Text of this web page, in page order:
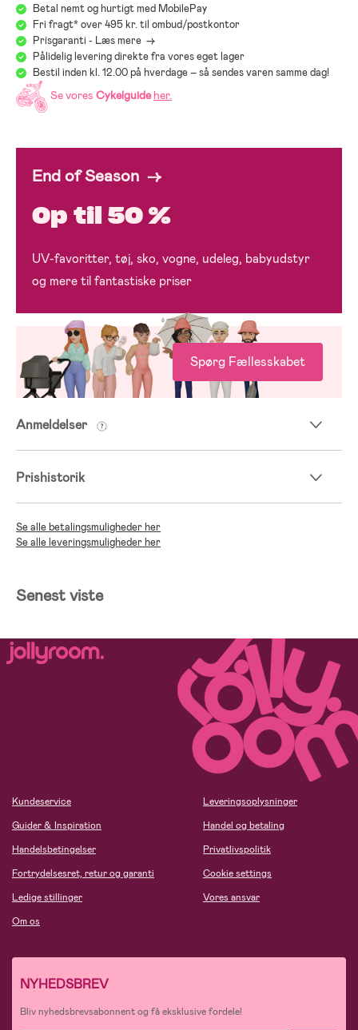
Anbefalet alder: 2 år og opefter
Materiale: Metal, gummi og plast
CE-mærket
Betal nemt og hurtigt med MobilePay
Fri fragt* over 495 kr. til ombud/postkontor
Prisgaranti - Læs mere ->
Pålidelig levering direkte fra vores eget lager
Bestil inden kl. 12.00 på hverdage – så sendes varen samme dag!
Se vores Cykelguide her.
End of Season →
Op til 50 %
UV-favoritter, tøj, sko, vogne, udeleg, babyudstyr
og mere til fantastiske priser
Spørg Fællesskabet
Anmeldelser
Prishistorik
Se alle betalingsmuligheder her
Se alle leveringsmuligheder her
Senest viste
Kundeservice
Guider & Inspiration
Handelsbetingelser
Fortrydelsesret, retur og garanti
Ledige stillinger
Om os
Leveringsoplysninger
Handel og betaling
Privatlivspolitik
Cookie settings
Vores ansvar
NYHEDSBREV
Bliv nyhedsbrevsabonnent og få eksklusive fordele!